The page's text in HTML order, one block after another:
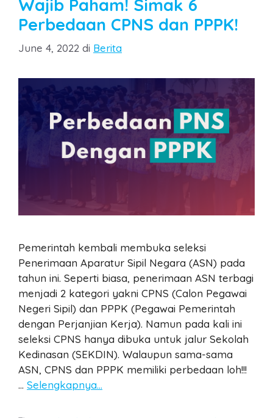
Wajib Paham! Simak 6
Perbedaan CPNS dan PPPK!
June 4, 2022 di Categories
Berita
Pemerintah kembali membuka seleksi
Penerimaan Aparatur Sipil Negara (ASN) pada
tahun ini. Seperti biasa, penerimaan ASN terbagi
menjadi 2 kategori yakni CPNS (Calon Pegawai
Negeri Sipil) dan PPPK (Pegawai Pemerintah
dengan Perjanjian Kerja). Namun pada kali ini
seleksi CPNS hanya dibuka untuk jalur Sekolah
Kedinasan (SEKDIN). Walaupun sama-sama
ASN, CPNS dan PPPK memiliki perbedaan loh!!!
… Selengkapnya…